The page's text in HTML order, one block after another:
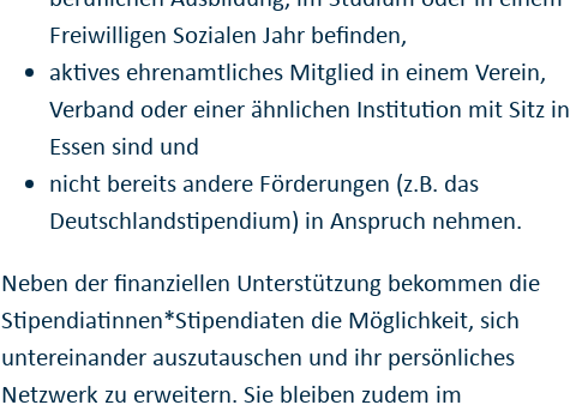
Freiwilligen Sozialen Jahr befinden,
aktives ehrenamtliches Mitglied in einem Verein,
Verband oder einer ähnlichen Institution mit Sitz in
Essen sind und
nicht bereits andere Förderungen (z.B. das
Deutschlandstipendium) in Anspruch nehmen.
Neben der finanziellen Unterstützung bekommen die
Stipendiatinnen*Stipendiaten die Möglichkeit, sich
untereinander auszutauschen und ihr persönliches
Netzwerk zu erweitern. Sie bleiben zudem im